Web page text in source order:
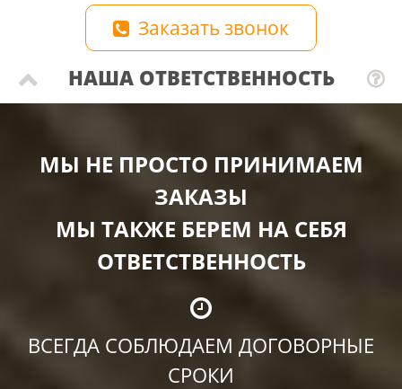
Заказать звонок
НАША ОТВЕТСТВЕННОСТЬ
МЫ НЕ ПРОСТО ПРИНИМАЕМ
ЗАКАЗЫ
МЫ ТАКЖЕ БЕРЕМ НА СЕБЯ
ОТВЕТСТВЕННОСТЬ
ВСЕГДА СОБЛЮДАЕМ ДОГОВОРНЫЕ
СРОКИ